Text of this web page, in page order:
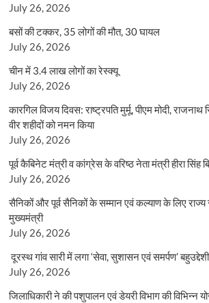
July 26, 2026
बसों की टक्कर, 35 लोगों की मौत, 30 घायल
July 26, 2026
चीन में 3.4 लाख लोगों का रेस्क्यू
July 26, 2026
कारगिल विजय दिवस: राष्ट्रपति मुर्मू, पीएम मोदी,
वीर शहीदों को नमन किया
July 26, 2026
पूर्व कैबिनेट मंत्री व कांग्रेस के वरिष्ठ नेता मंत्री हीरा सिंह
July 26, 2026
सैनिकों और पूर्व सैनिकों के सम्मान एवं कल्याण के लिए राज्य
मुख्यमंत्री
July 26, 2026
दूरस्थ गांव सारी में लगा ‘सेवा, सुशासन एवं समर्पण’
July 26, 2026
जिलाधिकारी ने की पशुपालन एवं डेयरी विभाग की विभिन्न